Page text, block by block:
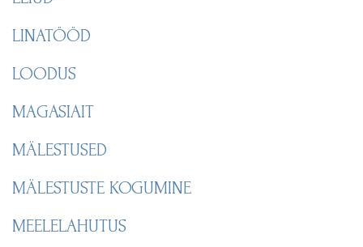
LINATÖÖD
LOODUS
MAGASIAIT
MÄLESTUSED
MÄLESTUSTE KOGUMINE
MEELELAHUTUS